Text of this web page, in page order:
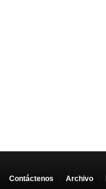
Contáctenos - Archivo -